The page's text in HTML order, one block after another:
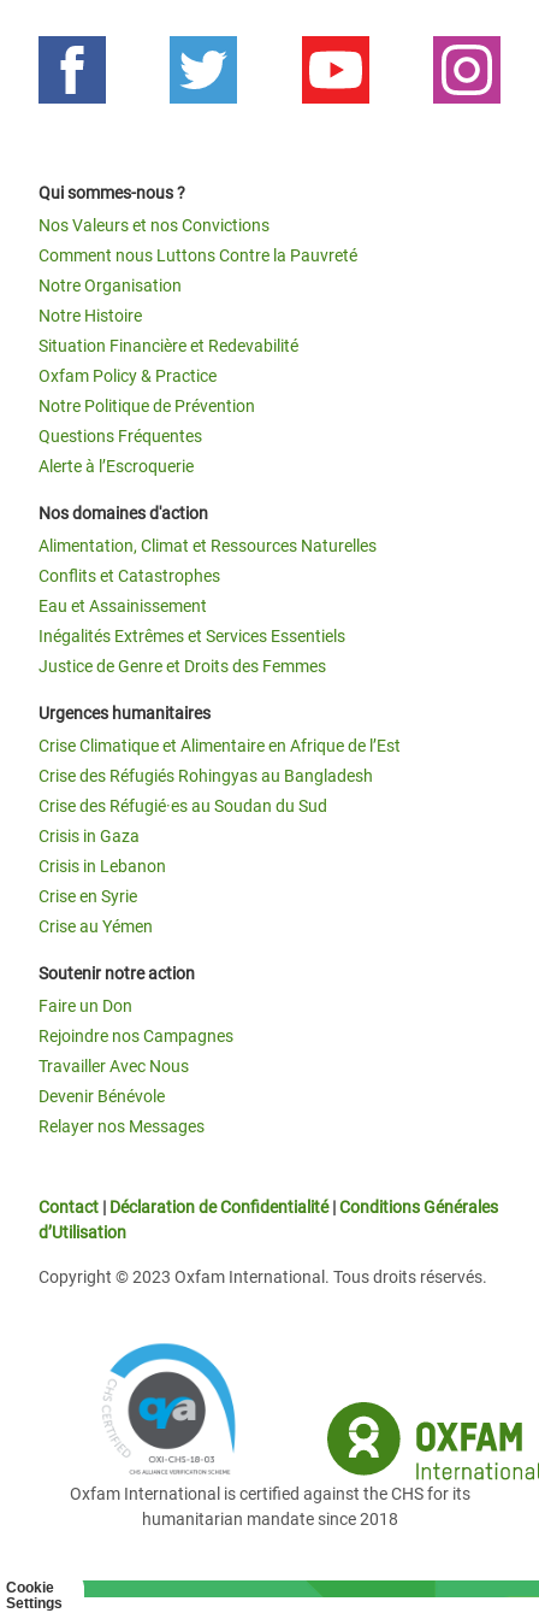
Cookie
Settings
Qui sommes-nous ?
Nos Valeurs et nos Convictions
Comment nous Luttons Contre la Pauvreté
Notre Organisation
Notre Histoire
Situation Financière et Redevabilité
Oxfam Policy & Practice
Notre Politique de Prévention
Questions Fréquentes
Alerte à l’Escroquerie
Nos domaines d'action
Alimentation, Climat et Ressources Naturelles
Conflits et Catastrophes
Eau et Assainissement
Inégalités Extrêmes et Services Essentiels
Justice de Genre et Droits des Femmes
Urgences humanitaires
Crise Climatique et Alimentaire en Afrique de l’Est
Crise des Réfugiés Rohingyas au Bangladesh
Crise des Réfugié·es au Soudan du Sud
Crisis in Gaza
Crisis in Lebanon
Crise en Syrie
Crise au Yémen
Soutenir notre action
Faire un Don
Rejoindre nos Campagnes
Travailler Avec Nous
Devenir Bénévole
Relayer nos Messages
Contact | Déclaration de Confidentialité|Conditions Générales
d’Utilisation
Copyright © 2023 Oxfam International. Tous droits réservés.
Oxfam International is certified against the CHS for its
humanitarian mandate since 2018